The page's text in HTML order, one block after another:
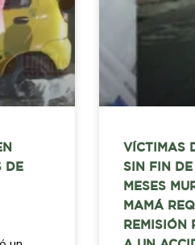
DE
VÍCTIMAS
SIN FIN
MESES
MAMÁ
REMISIÓN